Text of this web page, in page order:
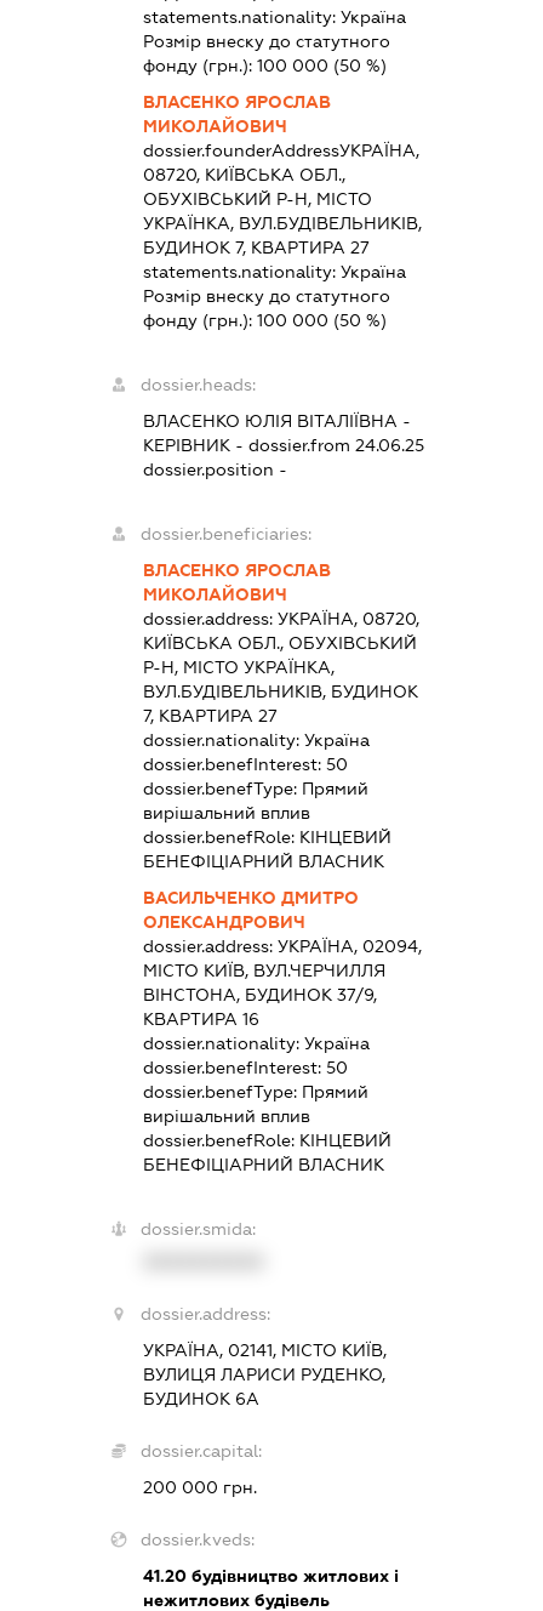
statements.nationality:Україна
Розмір внеску до статутного
фонду (грн.):100 000 (50 %)
ВЛАСЕНКО ЯРОСЛАВ
МИКОЛАЙОВИЧ
dossier.founderAddressУКРАЇНА,
08720, КИЇВСЬКА ОБЛ.,
ОБУХІВСЬКИЙ Р-Н, МІСТО
УКРАЇНКА, ВУЛ.БУДІВЕЛЬНИКІВ,
БУДИНОК 7, КВАРТИРА 27
statements.nationality:Україна
Розмір внеску до статутного
фонду (грн.):100 000 (50 %)
dossier.heads:
ВЛАСЕНКО ЮЛІЯ ВІТАЛІЇВНА -
КЕРІВНИК - dossier.from 24.06.25
dossier.position -
dossier.beneficiaries:
ВЛАСЕНКО ЯРОСЛАВ
МИКОЛАЙОВИЧ
dossier.address:УКРАЇНА, 08720,
КИЇВСЬКА ОБЛ., ОБУХІВСЬКИЙ
Р-Н, МІСТО УКРАЇНКА,
ВУЛ.БУДІВЕЛЬНИКІВ, БУДИНОК
7, КВАРТИРА 27
dossier.nationality:Україна
dossier.benefInterest:50
dossier.benefType: Прямий
вирішальний вплив
dossier.benefRole: КІНЦЕВИЙ
БЕНЕФІЦІАРНИЙ ВЛАСНИК
ВАСИЛЬЧЕНКО ДМИТРО
ОЛЕКСАНДРОВИЧ
dossier.address:УКРАЇНА, 02094,
МІСТО КИЇВ, ВУЛ.ЧЕРЧИЛЛЯ
ВІНСТОНА, БУДИНОК 37/9,
КВАРТИРА 16
dossier.nationality:Україна
dossier.benefInterest:50
dossier.benefType: Прямий
вирішальний вплив
dossier.benefRole: КІНЦЕВИЙ
БЕНЕФІЦІАРНИЙ ВЛАСНИК
dossier.smida:
dossier.address:
УКРАЇНА, 02141, МІСТО КИЇВ,
ВУЛИЦЯ ЛАРИСИ РУДЕНКО,
БУДИНОК 6А
dossier.capital:
200 000 грн.
dossier.kveds:
41.20 будівництво житлових і
нежитлових будівель